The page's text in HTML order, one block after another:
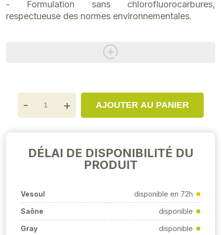
- Formulation sans chlorofluorocarbures,
respectueuse des normes environnementales.
- + AJOUTER AU PANIER
DÉLAI DE DISPONIBILITÉ DU
PRODUIT
Vesoul disponible en 72h
Saône disponible
Gray disponible